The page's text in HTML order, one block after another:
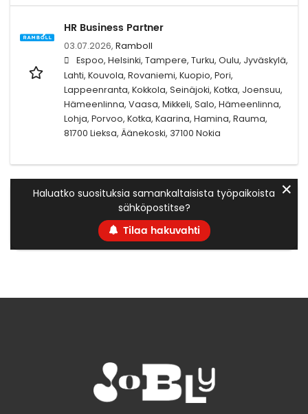
HR Business Partner
03.07.2026, Ramboll
Espoo, Helsinki, Tampere, Turku, Oulu, Jyväskylä,
Lahti, Kouvola, Rovaniemi, Kuopio, Pori,
Lappeenranta, Kokkola, Seinäjoki, Kotka, Joensuu,
Hämeenlinna, Vaasa, Mikkeli, Salo, Hämeenlinna,
Lohja, Porvoo, Kotka, Kaarina, Hamina, Rauma,
81700 Lieksa, Äänekoski, 37100 Nokia
Haluatko suosituksia samankaltaisista työpaikoista
sähköpostitse?
Tilaa hakuvahti
✕